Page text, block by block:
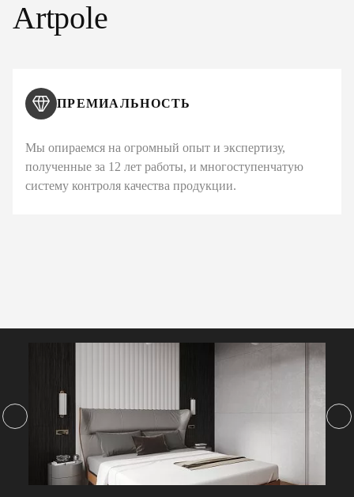
Artpole
ПРЕМИАЛЬНОСТЬ
Мы опираемся на огромный опыт и экспертизу,
полученные за 12 лет работы, и многоступенчатую
систему контроля качества продукции.